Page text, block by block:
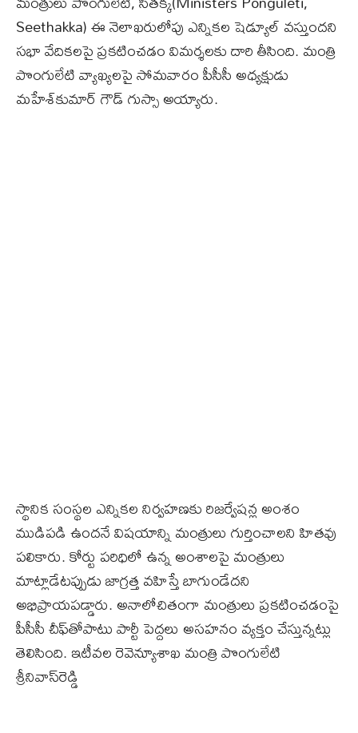
Seethakka) ఈ నెలాఖరులోపు ఎన్నికల షెడ్యూల్ వస్తుందని
సభా వేదికలపై ప్రకటించడం విమర్శలకు దారి తీసింది. మంత్రి
పొంగులేటి వ్యాఖ్యలపై సోమవారం పీసీసీ అధ్యక్షుడు
మహేశ్‌కుమార్ గౌడ్ గుస్సా అయ్యారు.
స్థానిక సంస్థల ఎన్నికల నిర్వహణకు రిజర్వేషన్ల అంశం
ముడిపడి ఉందనే విషయాన్ని మంత్రులు గుర్తించాలని హితవు
పలికారు. కోర్టు పరిధిలో ఉన్న అంశాలపై మంత్రులు
మాట్లాడేటప్పుడు జాగ్రత్త వహిస్తే బాగుండేదని
అభిప్రాయపడ్డారు. అనాలోచితంగా మంత్రులు ప్రకటించడంపై
పీసీసీ చీఫ్‌తోపాటు పార్టీ పెద్దలు అసహనం వ్యక్తం చేస్తున్నట్లు
తెలిసింది. ఇటీవల రెవెన్యూశాఖ మంత్రి పొంగులేటి
శ్రీనివాస్‌రెడ్డి